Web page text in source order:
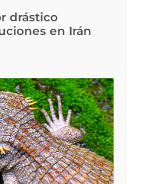
drástico
en Irán